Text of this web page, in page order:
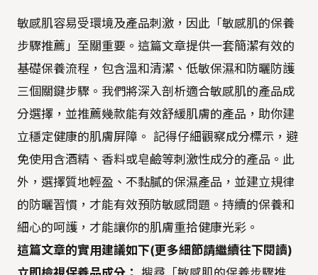
敏感肌容易受環境及產品刺激，因此「敏感肌的保養
步驟推薦」至關重要。這篇文章提供一套簡潔有效的
基礎保養流程，包含溫和清潔、低敏保濕和防曬防護
三個關鍵步驟。我們將深入剖析適合敏感肌的產品成
分選擇，並推薦幾款能有效舒緩肌膚的產品，助你建
立穩定健康的肌膚屏障。 記得仔細觀察成分標示，避
免使用含酒精、香料或皂鹼等刺激性成分的產品。此
外，選擇質地輕盈、不黏膩的保濕產品，並建立規律
的防曬習慣，才能有效預防敏感問題。持續的保養和
細心的呵護，才能讓你的肌膚重拾健康光彩。
這篇文章的實用建議如下(更多細節請繼續往下閱讀)